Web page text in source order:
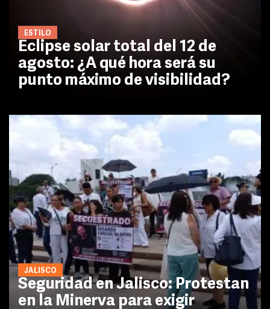
ESTILO
Eclipse solar total del 12 de
agosto: ¿A qué hora será su
punto máximo de visibilidad?
JALISCO
Seguridad en Jalisco: Protestan
en la Minerva para exigir